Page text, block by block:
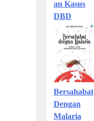
an Kasus
DBD
Bersahabat
Dengan
Malaria